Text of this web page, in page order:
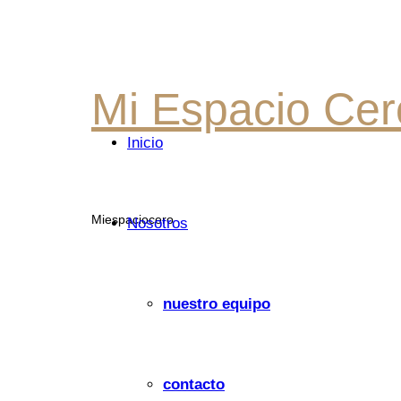
Mi
Mi Espacio
Miespaciocero
Inicio
Nosotros
nuestro equipo
contacto